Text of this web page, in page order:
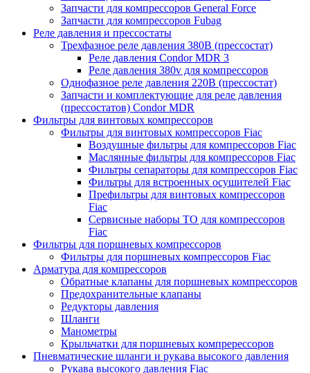
Запчасти для компрессоров General Force
Запчасти для компрессоров Fubag
Реле давления и прессостаты
Трехфазное реле давления 380В (прессостат)
Реле давления Condor MDR 3
Реле давления 380v для компрессоров
Однофазное реле давления 220В (прессостат)
Запчасти и комплектующие для реле давления
(прессостатов) Condor MDR
Фильтры для винтовых компрессоров
Фильтры для винтовых компрессоров Fiac
Воздушные фильтры для компрессоров Fiac
Маслянные фильтры для компрессоров Fiac
Фильтры сепараторы для компрессоров Fiac
Фильтры для встроенных осушителей Fiac
Префильтры для винтовых компрессоров
Fiac
Сервисные наборы ТО для компрессоров
Fiac
Фильтры для поршневых компрессоров
Фильтры для поршневых компрессоров Fiac
Арматура для компрессоров
Обратные клапаны для поршневых компрессоров
Предохранительные клапаны
Редукторы давления
Шланги
Манометры
Крыльчатки для поршневых компререссоров
Пневматические шланги и рукава высокого давления
Рукава высокого давления Fiac